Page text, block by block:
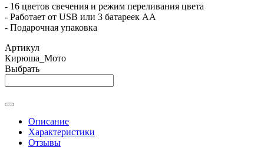
- 16 цветов свечения и режим переливания цвета
- Работает от USB или 3 батареек АА
- Подарочная упаковка
Артикул
Кирюша_Мото
Выбрать
Описание
Характеристики
Отзывы